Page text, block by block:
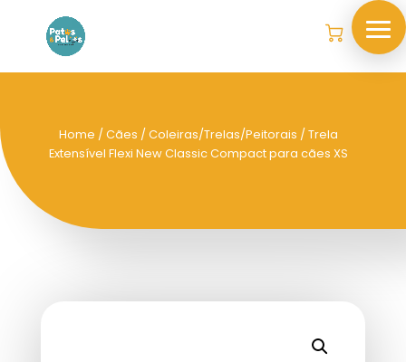
Home /Cães /Coleiras/Trelas/Peitorais / Trela
Extensível Flexi New Classic Compact para cães XS